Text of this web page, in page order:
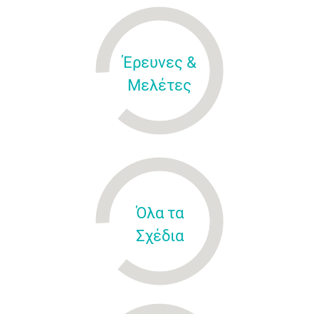
Έρευνες &
Μελέτες
Όλα τα
Σχέδια